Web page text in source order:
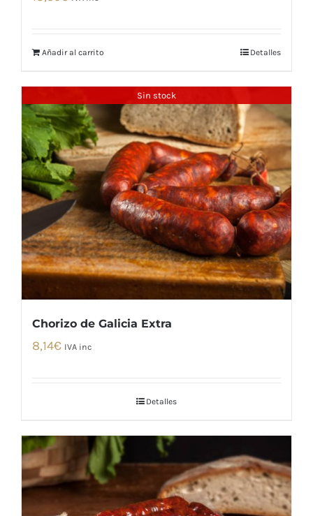
Añadir al carrito Detalles
Sin stock
Chorizo de Galicia Extra
8,14€ IVA inc
Detalles